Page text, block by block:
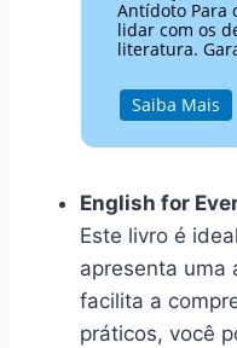
Antídoto Para
lidar com os
literatura.
Saiba Mais
English for
Este livro é
apresenta uma
facilita a
práticos, você